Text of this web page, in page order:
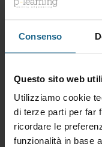
Consenso
Questo sito web
Utilizziamo cookie
di terze parti per far
ricordare le
funzionalità in base